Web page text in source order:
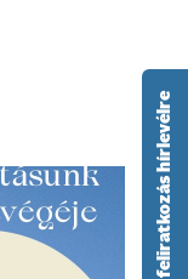
feliratkozás hírlevélre